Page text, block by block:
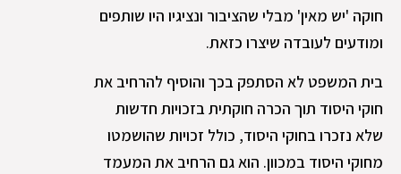
חוקה 'יש מאין' מבלי שהציבור ונציגיו היו שותפים
ומודעים לעובדה שיצרו כזאת.
בית המשפט לא הסתפק בכך והוסיף להרחיב את
חוקי היסוד תוך הכרה חוקתית בזכויות חדשות
שלא נזכרו בחוקי היסוד, כולל זכויות שהושמטו
מחוקי היסוד במכוון. הוא גם הרחיב את המעמד